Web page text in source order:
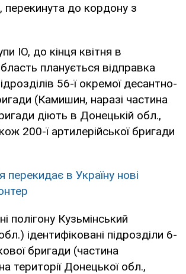
до кордону з
ІО, до кінця квітня в
планується відправка
56-ї окремої десантно-
(Камишин, наразі частина
діють в Донецькій обл.,
200-ї артилерійської бригади
перекидає в Україну нові
полігону Кузьмінський
ідентифіковані підрозділи 6-
бригади (частина
території Донецької обл.,